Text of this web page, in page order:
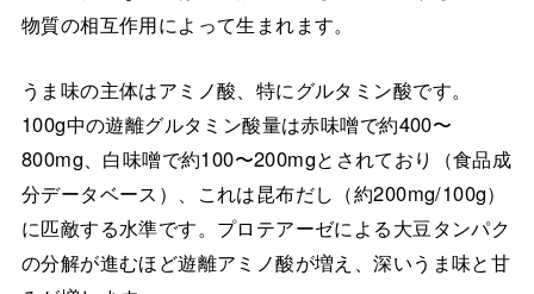
物質の相互作用によって生まれます。
うま味の主体はアミノ酸、特にグルタミン酸です。
100g中の遊離グルタミン酸量は赤味噌で約400〜
800mg、白味噌で約100〜200mgとされており（食品成
分データベース）、これは昆布だし（約200mg/100g）
に匹敵する水準です。プロテアーゼによる大豆タンパク
の分解が進むほど遊離アミノ酸が増え、深いうま味と甘